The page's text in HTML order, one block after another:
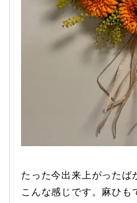
たった今出来上がったば
こんな感じです。麻ひも